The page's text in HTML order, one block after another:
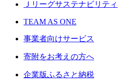
Ｊリーグサステナビリティ
TEAM AS ONE
事業者向けサービス
寄附をお考えの方へ
企業版ふるさと納税